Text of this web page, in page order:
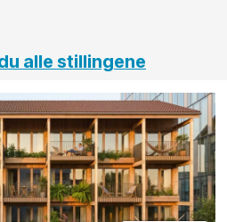
alle stillingene